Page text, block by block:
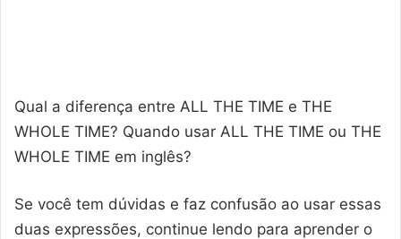
Qual a diferença entre ALL THE TIME e THE
WHOLE TIME? Quando usar ALL THE TIME ou THE
WHOLE TIME em inglês?
Se você tem dúvidas e faz confusão ao usar essas
duas expressões, continue lendo para aprender o